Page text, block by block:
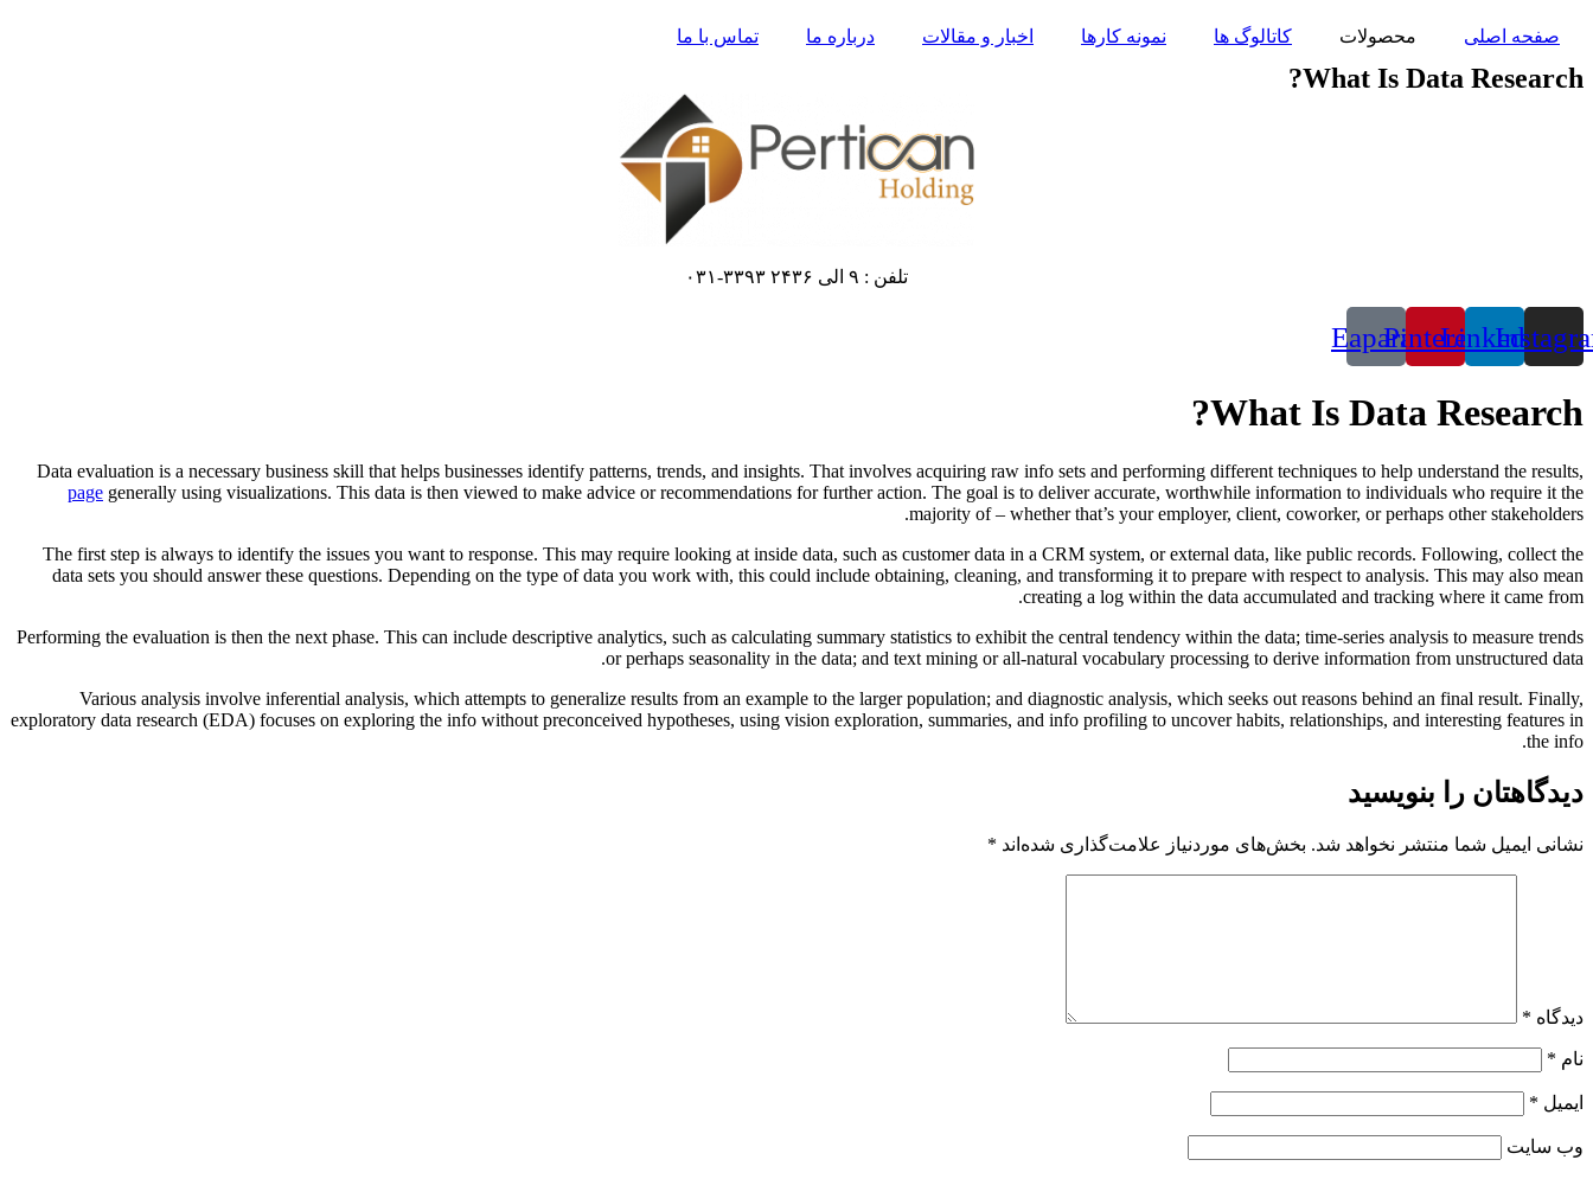
محتوا
صفحه اصلی محصولات کاتالوگ ها نمونه کارها اخبار و مقالات درباره ما تماس با ما
What Is Data Research?
تلفن : ۹ الی ۲۴۳۶ ۳۳۹۳-۰۳۱
Linkedin
Pinterest
Eaparat
What Is Data Research?
Data evaluation is a necessary business skill that helps businesses identify patterns, trends, and insights. That involves acquiring raw info sets and performing different techniques to help understand the results,
page generally using visualizations. This data is then viewed to make advice or recommendations for further action. The goal is to deliver accurate, worthwhile information to individuals who require it the
majority of – whether that’s your employer, client, coworker, or perhaps other stakeholders.
The first step is always to identify the issues you want to response. This may require looking at inside data, such as customer data in a CRM system, or external data, like public records. Following, collect the
data sets you should answer these questions. Depending on the type of data you work with, this could include obtaining, cleaning, and transforming it to prepare with respect to analysis. This may also mean
creating a log within the data accumulated and tracking where it came from.
Performing the evaluation is then the next phase. This can include descriptive analytics, such as calculating summary statistics to exhibit the central tendency within the data; time-series analysis to measure trends
or perhaps seasonality in the data; and text mining or all-natural vocabulary processing to derive information from unstructured data.
Various analysis involve inferential analysis, which attempts to generalize results from an example to the larger population; and diagnostic analysis, which seeks out reasons behind an final result. Finally,
exploratory data research (EDA) focuses on exploring the info without preconceived hypotheses, using vision exploration, summaries, and info profiling to uncover habits, relationships, and interesting features in
the info.
دیدگاهتان را بنویسید
نشانی ایمیل شما منتشر نخواهد شد. بخش‌های موردنیاز علامت‌گذاری شده‌اند *
دیدگاه *
نام *
ایمیل *
وب‌ سایت